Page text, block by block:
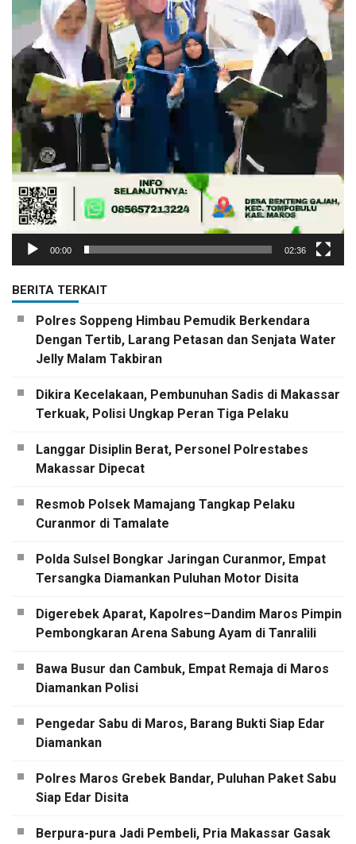
00:00 02:36
BERITA TERKAIT
Polres Soppeng Himbau Pemudik Berkendara
Dengan Tertib, Larang Petasan dan Senjata Water
Jelly Malam Takbiran
Dikira Kecelakaan, Pembunuhan Sadis di Makassar
Terkuak, Polisi Ungkap Peran Tiga Pelaku
Langgar Disiplin Berat, Personel Polrestabes
Makassar Dipecat
Resmob Polsek Mamajang Tangkap Pelaku
Curanmor di Tamalate
Polda Sulsel Bongkar Jaringan Curanmor, Empat
Tersangka Diamankan Puluhan Motor Disita
Digerebek Aparat, Kapolres–Dandim Maros Pimpin
Pembongkaran Arena Sabung Ayam di Tanralili
Bawa Busur dan Cambuk, Empat Remaja di Maros
Diamankan Polisi
Pengedar Sabu di Maros, Barang Bukti Siap Edar
Diamankan
Polres Maros Grebek Bandar, Puluhan Paket Sabu
Siap Edar Disita
Berpura-pura Jadi Pembeli, Pria Makassar Gasak